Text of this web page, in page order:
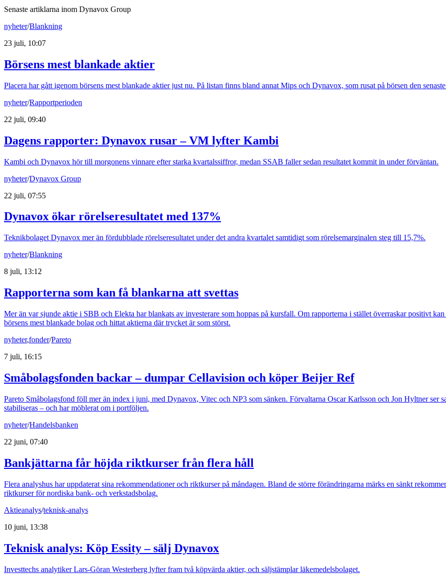
Senaste artiklarna inom Dynavox Group
nyheter/Blankning
23 juli, 10:07
Börsens mest blankade aktier
Placera har gått igenom börsens mest blankade aktier just nu. På listan finns bland annat Mips och Dynavox, som rusat på börsen den
nyheter/Rapportperioden
22 juli, 09:40
Dagens rapporter: Dynavox rusar – VM lyfter Kambi
Kambi och Dynavox hör till morgonens vinnare efter starka kvartalssiffror, medan SSAB faller sedan resultatet kommit in under förväntan.
nyheter/Dynavox Group
22 juli, 07:55
Dynavox ökar rörelseresultatet med 137%
Teknikbolaget Dynavox mer än fördubblade rörelseresultatet under det andra kvartalet samtidigt som rörelsemarginalen steg till 15,7%.
nyheter/Blankning
8 juli, 13:12
Rapporterna som kan få blankarna att svettas
Mer än var sjunde aktie i SBB och Elekta har blankats av investerare som hoppas på kursfall. Om rapporterna i stället överraskar positivt
börsens mest blankade bolag och hittat aktierna där trycket är som störst.
nyheter,fonder/Pareto
7 juli, 16:15
Småbolagsfonden backar – dumpar Cellavision och köper Beijer Ref
Pareto Småbolagsfond föll mer än index i juni, med Dynavox, Vitec och NP3 som sänken. Förvaltarna Oscar Karlsson och Jon Hyltner ser
stabiliseras – och har möblerat om i portföljen.
nyheter/Handelsbanken
22 juni, 07:40
Bankjättarna får höjda riktkurser från flera håll
Flera analyshus har uppdaterat sina rekommendationer och riktkurser på måndagen. Bland de större förändringarna märks en sänkt
riktkurser för nordiska bank- och verkstadsbolag.
Aktieanalys/teknisk-analys
10 juni, 13:38
Teknisk analys: Köp Essity – sälj Dynavox
Investtechs analytiker Lars-Göran Westerberg lyfter fram två köpvärda aktier, och säljstämplar läkemedelsbolaget.